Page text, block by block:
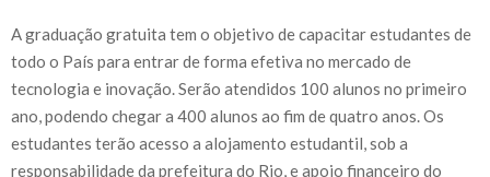
A graduação gratuita tem o objetivo de capacitar estudantes de
todo o País para entrar de forma efetiva no mercado de
tecnologia e inovação. Serão atendidos 100 alunos no primeiro
ano, podendo chegar a 400 alunos ao fim de quatro anos. Os
estudantes terão acesso a alojamento estudantil, sob a
responsabilidade da prefeitura do Rio, e apoio financeiro do